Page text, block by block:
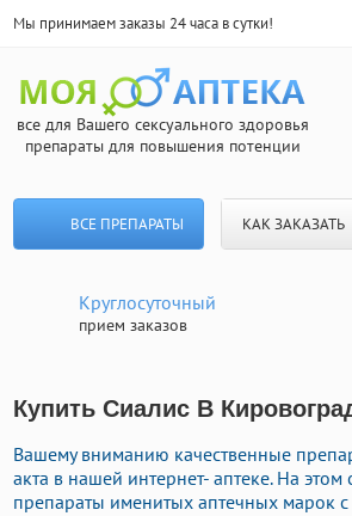
Мы принимаем заказы 24 часа в сутки!
все для Вашего сексуального здоровья
препараты для повышения потенции
ВСЕ ПРЕПАРАТЫ КАК ЗАКАЗАТЬ
Круглосуточный
прием заказов
Купить Сиалис В
Вашему вниманию качественные
акта в нашей интернет- аптеке. На
препараты именитых аптечных марок